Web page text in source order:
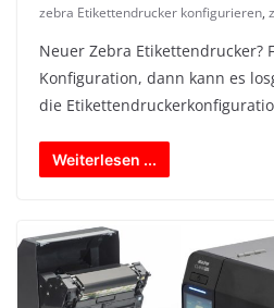
zebra Etikettendrucker konfigurieren,
Neuer Zebra Etikettendrucker?
Konfiguration, dann kann es
die
Weiterlesen ...